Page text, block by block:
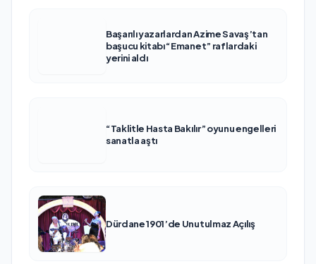
Başarılı yazarlardan Azime Savaş’tan
başucu kitabı “Emanet” raflardaki
yerini aldı
“Taklitle Hasta Bakılır” oyunu engelleri
sanatla aştı
Dürdane 1901’de Unutulmaz Açılış